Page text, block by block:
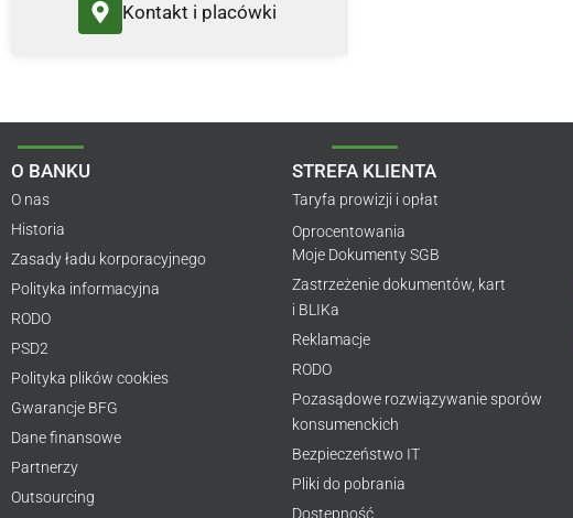
Kontakt i placówki
O BANKU
O nas
Historia
Zasady ładu korporacyjnego
Polityka informacyjna
RODO
PSD2
Polityka plików cookies
Gwarancje BFG
Dane finansowe
Partnerzy
Outsourcing
STREFA KLIENTA
Taryfa prowizji i opłat
Oprocentowania
Moje Dokumenty SGB
Zastrzeżenie dokumentów, kart
i BLIKa
Reklamacje
RODO
Pozasądowe rozwiązywanie sporów
konsumenckich
Bezpieczeństwo IT
Pliki do pobrania
Dostępność